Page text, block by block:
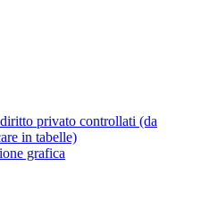
privato controllati (da
in tabelle)
grafica